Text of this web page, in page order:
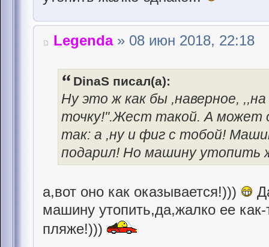
Legenda» 08 июн 2018, 22:18
DinaS писал(а):
Ну это ж как бы ,наверное,
точку!".Жест такой. А может
так: а ,ну и фиг с тобой!
подарил! Но машину утопить
а,вот оно как оказывается!)))
машину утопить,да,жалко ее
пляже!)))